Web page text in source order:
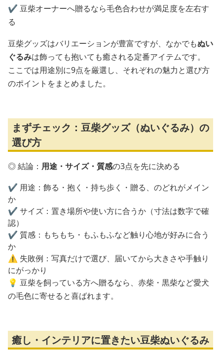
✔️ 豆柴オーナーへ贈るなら毛色合わせが満足度を左右す
る
豆柴グッズはバリエーションが豊富ですが、なかでもぬい
ぐるみは飾っても抱いても癒される定番アイテムです。
ここでは用途別に9点を厳選し、それぞれの魅力と選び方
のポイントをまとめました。
まずチェック：豆柴グッズ（ぬいぐるみ）の
選び方
◎ 結論： 用途・サイズ・質感の3点を先に決める
✔️ 用途：飾る・抱く・持ち歩く・贈る、のどれがメイン
か
✔️ サイズ：置き場所や使い方に合うか（寸法は数字で確
認）
✔️ 質感：もちもち・もふもふなど触り心地が好みに合う
か
⚠️ 失敗例：写真だけで選び、届いてから大きさや手触り
にがっかり
💡 豆柴を飼っている方へ贈るなら、赤柴・黒柴など愛犬
の毛色に寄せると喜ばれます。
癒し・インテリアに置きたい豆柴ぬいぐるみ